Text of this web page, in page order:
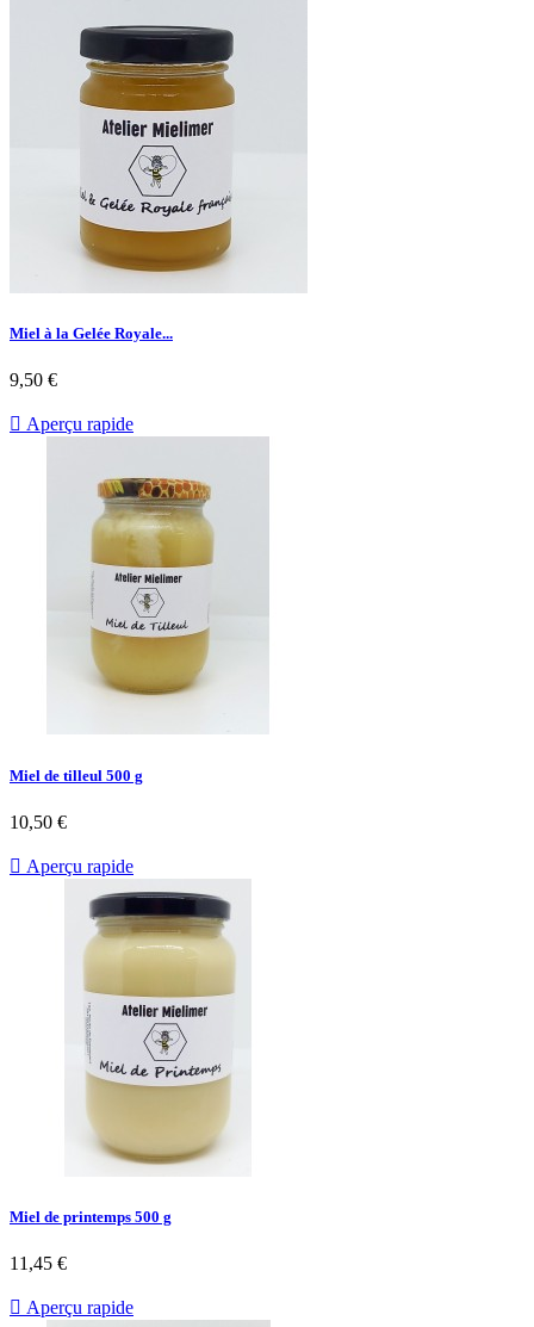
Miel à la Gelée Royale...
9,50 €
 Aperçu rapide
Miel de tilleul 500 g
10,50 €
 Aperçu rapide
Miel de printemps 500 g
11,45 €
 Aperçu rapide